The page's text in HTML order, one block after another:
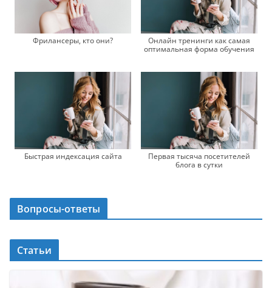
Фрилансеры, кто они?
Онлайн тренинги как самая
оптимальная форма обучения
Быстрая индексация сайта
Первая тысяча посетителей
блога в сутки
Вопросы-ответы
Статьи